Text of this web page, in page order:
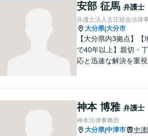
ービスを受けられるべ
会正義の実現のために
尽くします。
安部 征馬 弁護士
弁護士法人古庄総合法律
大分県|大分市
【大分県内3拠点】【
で40年以上】親切・
応と迅速な解決を重視
【別府・杵築にも拠点
神本 博雅 弁護士
神本法律事務所
大分県|中津市 中津